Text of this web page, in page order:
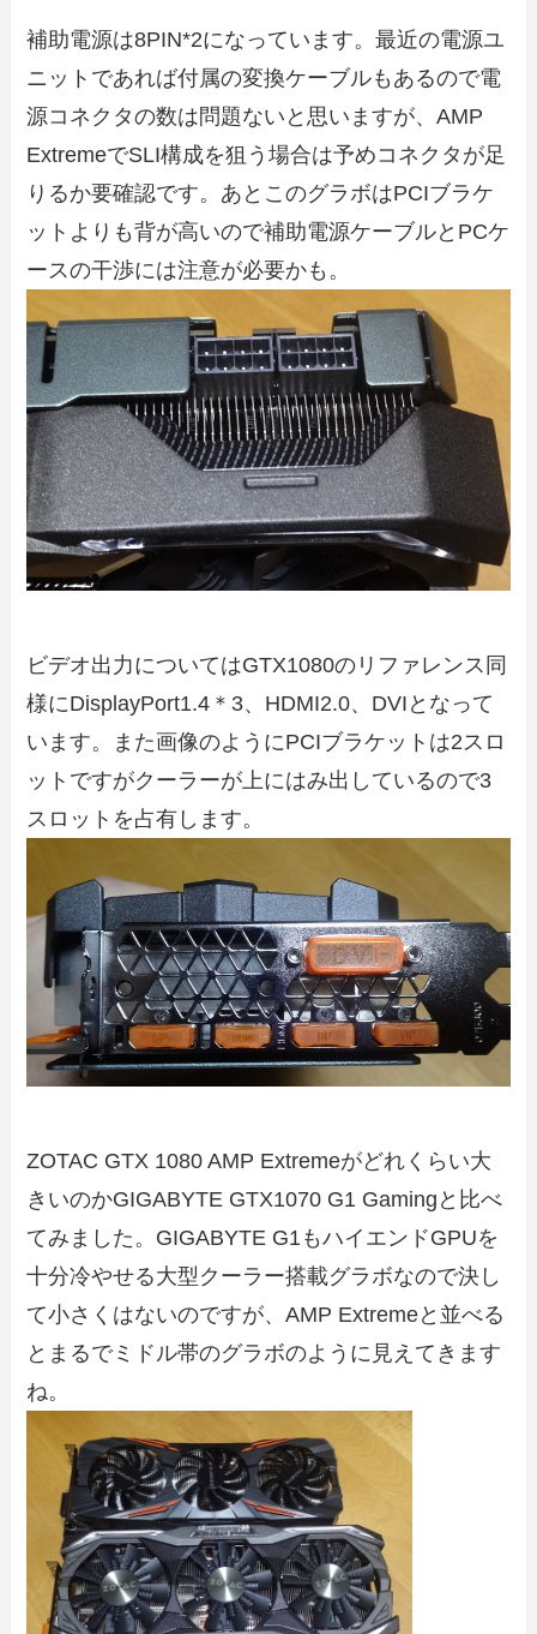
補助電源は8PIN*2になっています。最近の電源ユ
ニットであれば付属の変換ケーブルもあるので電
源コネクタの数は問題ないと思いますが、AMP
ExtremeでSLI構成を狙う場合は予めコネクタが足
りるか要確認です。あとこのグラボはPCIブラケ
ットよりも背が高いので補助電源ケーブルとPCケ
ースの干渉には注意が必要かも。
ビデオ出力についてはGTX1080のリファレンス同
様にDisplayPort1.4＊3、HDMI2.0、DVIとなって
います。また画像のようにPCIブラケットは2スロ
ットですがクーラーが上にはみ出しているので3
スロットを占有します。
ZOTAC GTX 1080 AMP Extremeがどれくらい大
きいのかGIGABYTE GTX1070 G1 Gamingと比べ
てみました。GIGABYTE G1もハイエンドGPUを
十分冷やせる大型クーラー搭載グラボなので決し
て小さくはないのですが、AMP Extremeと並べる
とまるでミドル帯のグラボのように見えてきます
ね。